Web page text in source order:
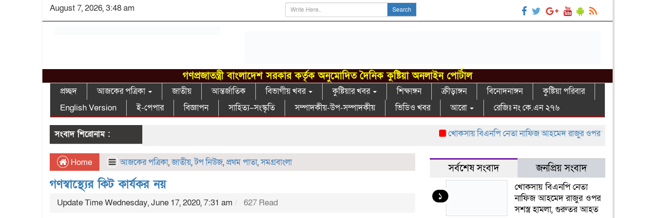
August 7, 2026, 3:48 am Search
গণপ্রজাতন্ত্রী বাংলাদেশ সরকার কর্তৃক অনুমোদিত দৈনিক কুষ্টিয়া অনলাইন পোর্টাল
প্রচ্ছদ আজকের পত্রিকা জাতীয় আন্তর্জাতিক বিভাগীয় খবর কুষ্টিয়ার খবর শিক্ষাঙ্গন ক্রীড়াঙ্গন বিনোদনাঙ্গন
কুষ্টিয়া পরিবার
English Version
ই-পেপার বিজ্ঞাপন সাহিত্য–সংস্কৃতি সম্পাদকীয়-উপ-সম্পাদকীয় ভিডিও খবর আরো রেজিঃ নং কে.এন ২৭৬
সংবাদ শিরোনাম : খোকসায় বিএনপি নেতা নাফিজ আহমেদ রাজুর ওপর সশস্ত্র হামলা, গুরুতর
Home আজকের পত্রিকা,জাতীয়,টপ নিউজ,প্রথম পাতা,সমগ্রবাংলা
গণস্বাস্থ্যের কিট কার্যকর নয়
Update Time Wednesday, June 17, 2020, 7:31 am 627 Read
সর্বশেষ সংবাদ জনপ্রিয় সংবাদ
১
খোকসায় বিএনপি নেতা
নাফিজ আহমেদ রাজুর ওপর
সশস্ত্র হামলা, গুরুতর আহত